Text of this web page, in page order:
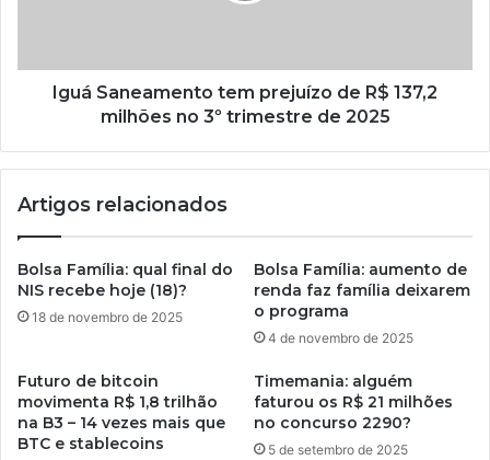
Iguá Saneamento tem prejuízo de R$ 137,2
milhões no 3º trimestre de 2025
Artigos relacionados
Bolsa Família: qual final do
NIS recebe hoje (18)?
18 de novembro de 2025
Bolsa Família: aumento de
renda faz família deixarem
o programa
4 de novembro de 2025
Futuro de bitcoin
movimenta R$ 1,8 trilhão
na B3 – 14 vezes mais que
BTC e stablecoins
Timemania: alguém
faturou os R$ 21 milhões
no concurso 2290?
5 de setembro de 2025